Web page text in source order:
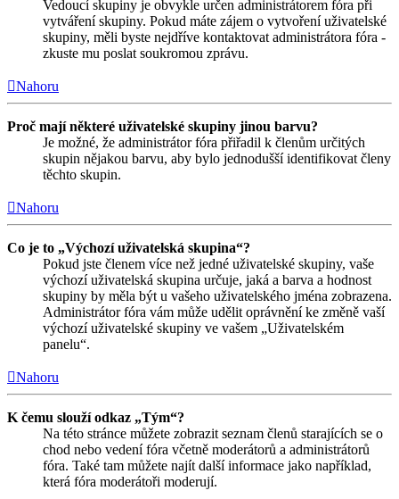
Vedoucí skupiny je obvykle určen administrátorem fóra při
vytváření skupiny. Pokud máte zájem o vytvoření uživatelské
skupiny, měli byste nejdříve kontaktovat administrátora fóra -
zkuste mu poslat soukromou zprávu.
Nahoru
Proč mají některé uživatelské skupiny jinou barvu?
Je možné, že administrátor fóra přiřadil k členům určitých
skupin nějakou barvu, aby bylo jednodušší identifikovat členy
těchto skupin.
Nahoru
Co je to „Výchozí uživatelská skupina“?
Pokud jste členem více než jedné uživatelské skupiny, vaše
výchozí uživatelská skupina určuje, jaká a barva a hodnost
skupiny by měla být u vašeho uživatelského jména zobrazena.
Administrátor fóra vám může udělit oprávnění ke změně vaší
výchozí uživatelské skupiny ve vašem „Uživatelském
panelu“.
Nahoru
K čemu slouží odkaz „Tým“?
Na této stránce můžete zobrazit seznam členů starajících se o
chod nebo vedení fóra včetně moderátorů a administrátorů
fóra. Také tam můžete najít další informace jako například,
která fóra moderátoři moderují.